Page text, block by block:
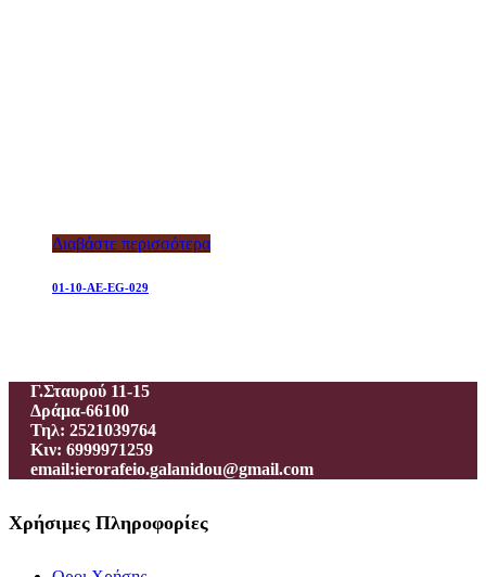
Διαβάστε περισσότερα
01-10-AE-EG-029
Γ.Σταυρού 11-15
Δράμα-66100
Τηλ: 2521039764
Κιν: 6999971259
email:ierorafeio.galanidou@gmail.com
Χρήσιμες Πληροφορίες